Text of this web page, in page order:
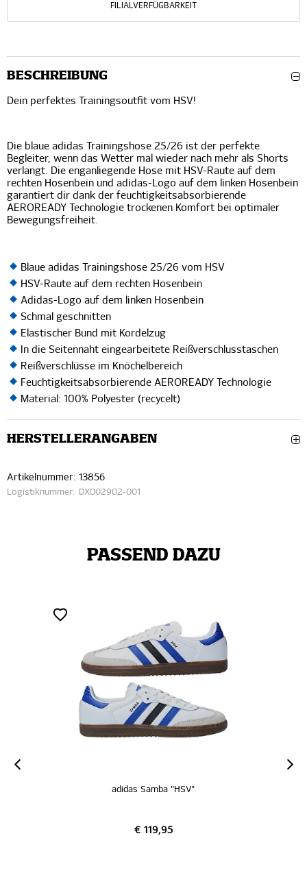
FILIALVERFÜGBARKEIT
BESCHREIBUNG
Dein perfektes Trainingsoutfit vom HSV!
Die blaue adidas Trainingshose 25/26 ist der perfekte
Begleiter, wenn das Wetter mal wieder nach mehr als Shorts
verlangt. Die enganliegende Hose mit HSV-Raute auf dem
rechten Hosenbein und adidas-Logo auf dem linken Hosenbein
garantiert dir dank der feuchtigkeitsabsorbierende
AEROREADY Technologie trockenen Komfort bei optimaler
Bewegungsfreiheit.
Blaue adidas Trainingshose 25/26 vom HSV
HSV-Raute auf dem rechten Hosenbein
Adidas-Logo auf dem linken Hosenbein
Schmal geschnitten
Elastischer Bund mit Kordelzug
In die Seitennaht eingearbeitete Reißverschlusstaschen
Reißverschlüsse im Knöchelbereich
Feuchtigkeitsabsorbierende AEROREADY Technologie
Material: 100% Polyester (recycelt)
HERSTELLERANGABEN
Artikelnummer: 13856
Logistiknummer: DX002902-001
PASSEND DAZU
adidas Samba "HSV"
€ 119,95